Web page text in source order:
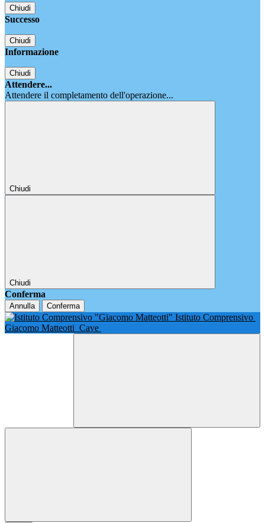
Chiudi
Successo
Chiudi
Informazione
Chiudi
Attendere...
Attendere il completamento dell'operazione...
Chiudi
Chiudi
Conferma
Annulla Conferma
Istituto Comprensivo
Giacomo Matteotti Cave